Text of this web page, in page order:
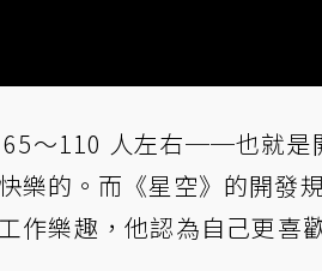
～110 人左右──也就是
樂的。而《星空》的開發
作樂趣，他認為自己更喜